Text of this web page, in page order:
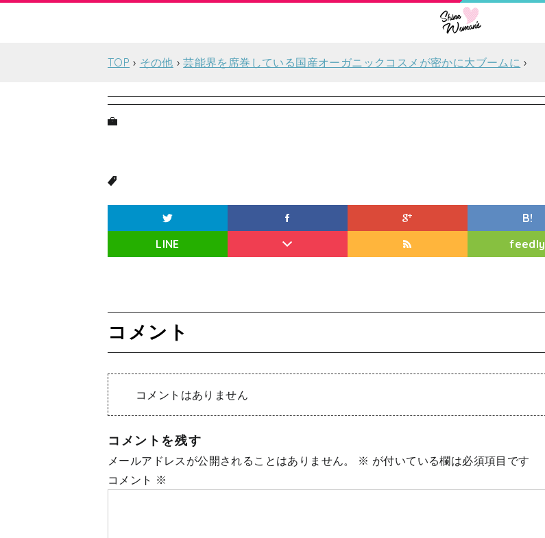
TOP その他 芸能界を席巻している国産オーガニックコスメが密かに大ブームに
B!
LINE
feedly
コメント
コメントはありません
コメントを残す
メールアドレスが公開されることはありません。 ※ が付いている欄は必須項目です
コメント ※